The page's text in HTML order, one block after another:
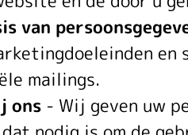
van
mailings.
ons- Wij geven uw